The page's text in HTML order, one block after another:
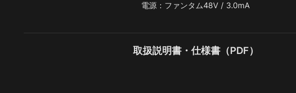
電源：ファンタム48V / 3.0mA
取扱説明書・仕様書（PDF）